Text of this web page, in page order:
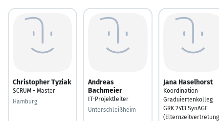
Christopher Tyziak
SCRUM - Master
Hamburg
Andreas
Bachmeier
IT-Projektleiter
Unterschleißheim
Jana Haselhorst
Koordination
Graduiertenkolleg
GRK 2413 SynAGE